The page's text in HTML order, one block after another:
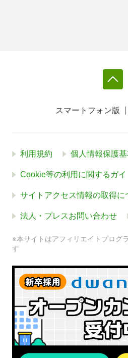
スマートフォン版
利用規約 個人情報保護
Cookie等の利用に関するガイ
サイトアクセス情報の取得に
法人・プレスお問い合わせ
※本サイトはアフィリエイトプログ
す